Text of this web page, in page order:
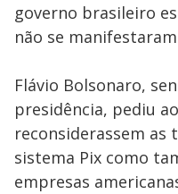
governo brasileiro
não se
Flávio Bolsonaro,
presidência, pediu
reconsiderassem as
sistema Pix como
empresas